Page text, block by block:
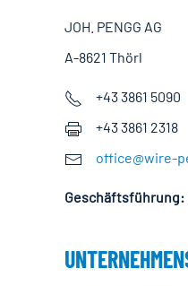
JOH. PENGG AG
A-8621 Thörl
+43 3861 5090
+43 3861 2318
office@wire-
Geschäftsführung: